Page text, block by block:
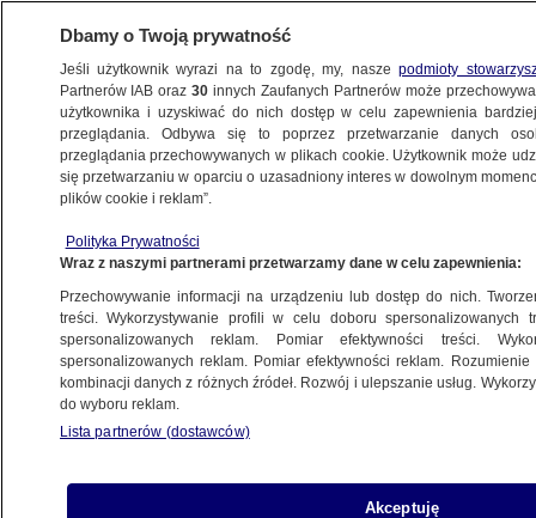
METEO
NAUKA
i strzelają ognistymi piorunami. To pozwoli
je prognozować
3.10.2025, 19:51
Posłuchaj artykułu
Czyta lektor AI
Dbamy o Twoją prywatność
Jeśli użytkownik wyrazi na to zgodę, my, naszepodmioty
Partnerów IAB oraz30 innych Zaufanych Partnerów może
użytkownika i uzyskiwać do nich dostęp w celu zapewnienia
przeglądania. Odbywa się to poprzez przetwarzanie danych
przeglądania przechowywanych w plikach cookie. Użytkownik może
się przetwarzaniu w oparciu o uzasadniony interes w dowolnym
plików cookie i reklam”.
Polityka Prywatności
Wraz z naszymi partnerami przetwarzamy dane w celu zapewnienia:
Przechowywanie informacji na urządzeniu lub dostęp do nich.
treści. Wykorzystywanie profili w celu doboru spersonalizowanych
spersonalizowanych reklam. Pomiar efektywności treści.
spersonalizowanych reklam. Pomiar efektywności reklam.
kombinacji danych z różnych źródeł. Rozwój i ulepszanie usług.
do wyboru reklam.
Lista partnerów (dostawców)
Akceptuję